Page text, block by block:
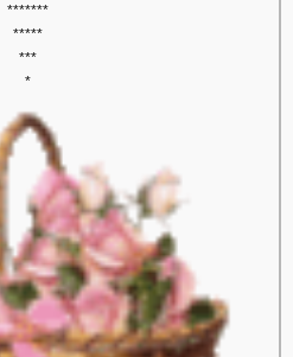
*******
*****
***
*